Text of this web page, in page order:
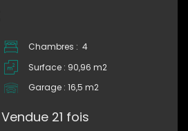
Chambres : 4
Surface : 90,96 m2
Garage : 16,5 m2
Vendue 21 fois